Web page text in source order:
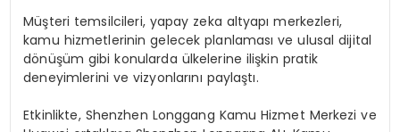
Müşteri temsilcileri, yapay zeka altyapı merkezleri,
kamu hizmetlerinin gelecek planlaması ve ulusal dijital
dönüşüm gibi konularda ülkelerine ilişkin pratik
deneyimlerini ve vizyonlarını paylaştı.
Etkinlikte, Shenzhen Longgang Kamu Hizmet Merkezi ve